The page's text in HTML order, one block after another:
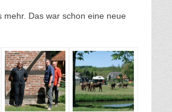
mehr. Das war schon eine neue